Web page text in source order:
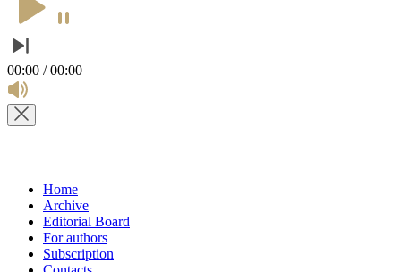
00:00 / 00:00
Home
Archive
Editorial Board
For authors
Subscription